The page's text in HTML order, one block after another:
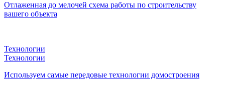
Отлаженная до мелочей схема работы по строительству
вашего объекта
Технологии
Технологии
Используем самые передовые технологии домостроения